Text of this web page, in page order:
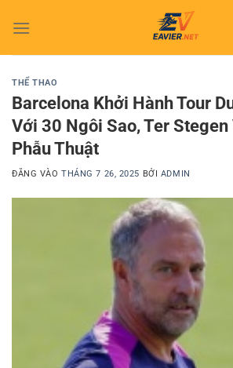
qua
THỂ THAO
Barcelona Khởi Hành Tour
Với 30 Ngôi Sao, Ter
Phẫu Thuật
ĐĂNG VÀOTHÁNG 7 26, 2025 BỞI ADMIN